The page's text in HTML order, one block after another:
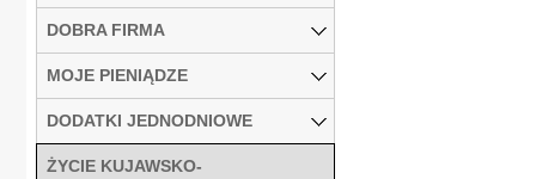
DOBRA FIRMA
MOJE PIENIĄDZE
DODATKI JEDNODNIOWE
ŻYCIE KUJAWSKO-